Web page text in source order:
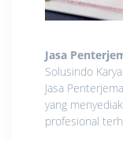
Jasa
Solusindo
Jasa
yang
profesional